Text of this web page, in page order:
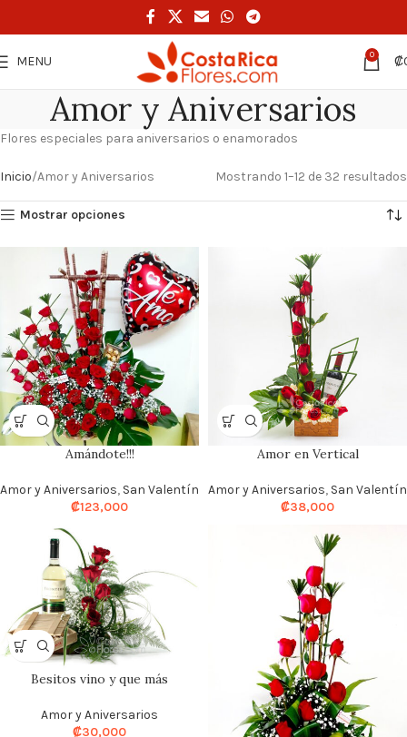
MENU 0 ₡
Amor y Aniversarios
Flores especiales para aniversarios o enamorados
Inicio Amor y Aniversarios Mostrando 1–12 de 32 resultados
Mostrar opciones
Amándote!!!
Amor y Aniversarios, San Valentín
₡123,000
Amor en Vertical
Amor y Aniversarios, San Valentín
₡38,000
Besitos vino y que más
Amor y Aniversarios
₡30,000